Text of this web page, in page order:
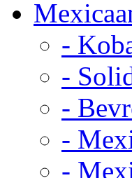
-
-
-
-
-